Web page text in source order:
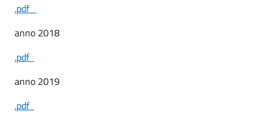
.pdf
anno 2018
.pdf
anno 2019
.pdf